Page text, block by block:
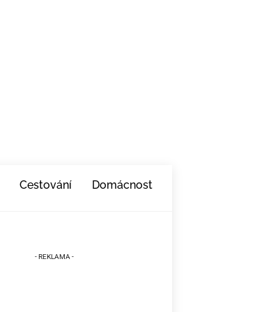
Cestování Domácnost